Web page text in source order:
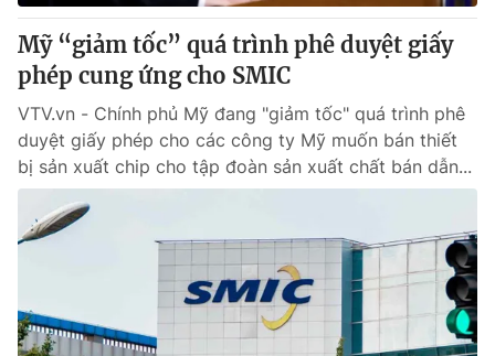
® Cấm sao chép dưới mọi hình thức nếu không có sự chấp
thuận bằng văn bản. Ghi rõ nguồn VTV.vn khi phát hành lại
thông tin từ website này.
Mỹ “giảm tốc” quá trình phê duyệt giấy
phép cung ứng cho SMIC
VTV.vn - Chính phủ Mỹ đang "giảm tốc" quá trình phê
duyệt giấy phép cho các công ty Mỹ muốn bán thiết
bị sản xuất chip cho tập đoàn sản xuất chất bán dẫn...